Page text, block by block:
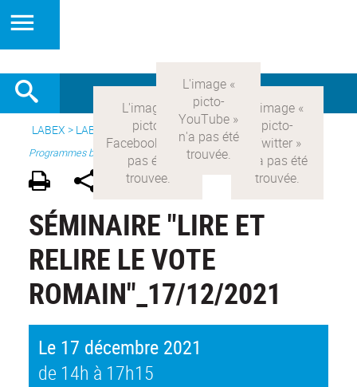
LABEX > LABEX COMOD> Version française > Recherche >
Programmes blanc
SÉMINAIRE "LIRE ET
RELIRE LE VOTE
ROMAIN"_17/12/2021
Le 17 décembre 2021
de 14h à 17h15